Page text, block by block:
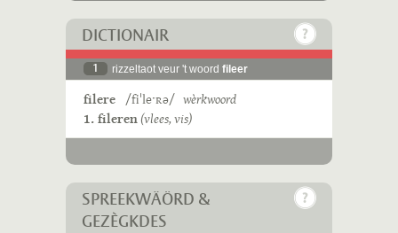
DICTIONAIR
1 rizzeltaot veur 't woord fileer
filere /fiˈleˑʀə/ wèrkwoord
1. fileren(vlees, vis)
SPREEKWÄÖRD &
GEZÈGKDES